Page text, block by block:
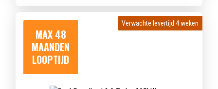
MAX 48
MAANDEN
LOOPTIJD
Verwachte levertijd 4 weken
Verwachte levertijd 4 weken